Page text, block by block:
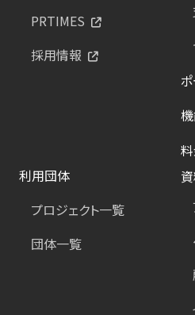
PRTIMES
採用情報
利用団体
プロジェクト一覧
団体一覧